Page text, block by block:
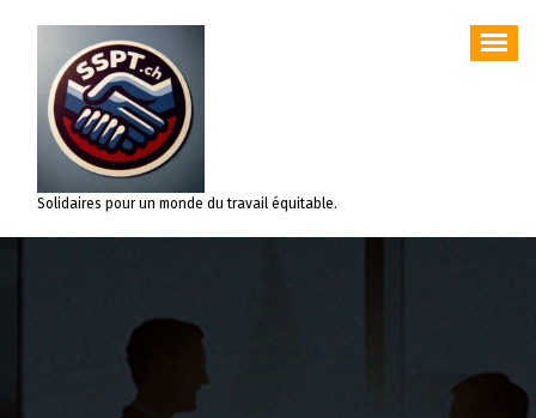
contenu
Solidaires pour un monde du travail équitable.